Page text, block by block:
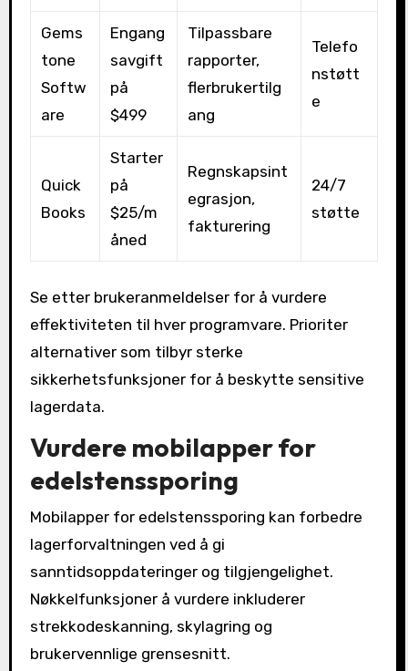
Gems
tone
Softw
are
Engang
savgift
på
$499
Tilpassbare
rapporter,
flerbrukertilg
ang
Telefo
nstøtt
e
Quick
Books
Starter
på
$25/m
åned
Regnskapsint
egrasjon,
fakturering
24/7
støtte
Se etter brukeranmeldelser for å vurdere
effektiviteten til hver programvare. Prioriter
alternativer som tilbyr sterke
sikkerhetsfunksjoner for å beskytte sensitive
lagerdata.
Vurdere mobilapper for
edelstenssporing
Mobilapper for edelstenssporing kan forbedre
lagerforvaltningen ved å gi
sanntidsoppdateringer og tilgjengelighet.
Nøkkelfunksjoner å vurdere inkluderer
strekkodeskanning, skylagring og
brukervennlige grensesnitt.